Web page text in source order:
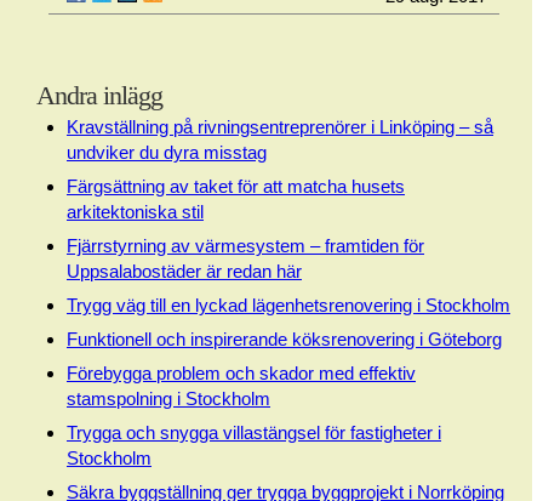
Andra inlägg
Kravställning på rivningsentreprenörer i Linköping – så
undviker du dyra misstag
Färgsättning av taket för att matcha husets
arkitektoniska stil
Fjärrstyrning av värmesystem – framtiden för
Uppsalabostäder är redan här
Trygg väg till en lyckad lägenhetsrenovering i Stockholm
Funktionell och inspirerande köksrenovering i Göteborg
Förebygga problem och skador med effektiv
stamspolning i Stockholm
Trygga och snygga villastängsel för fastigheter i
Stockholm
Säkra byggställning ger trygga byggprojekt i Norrköping